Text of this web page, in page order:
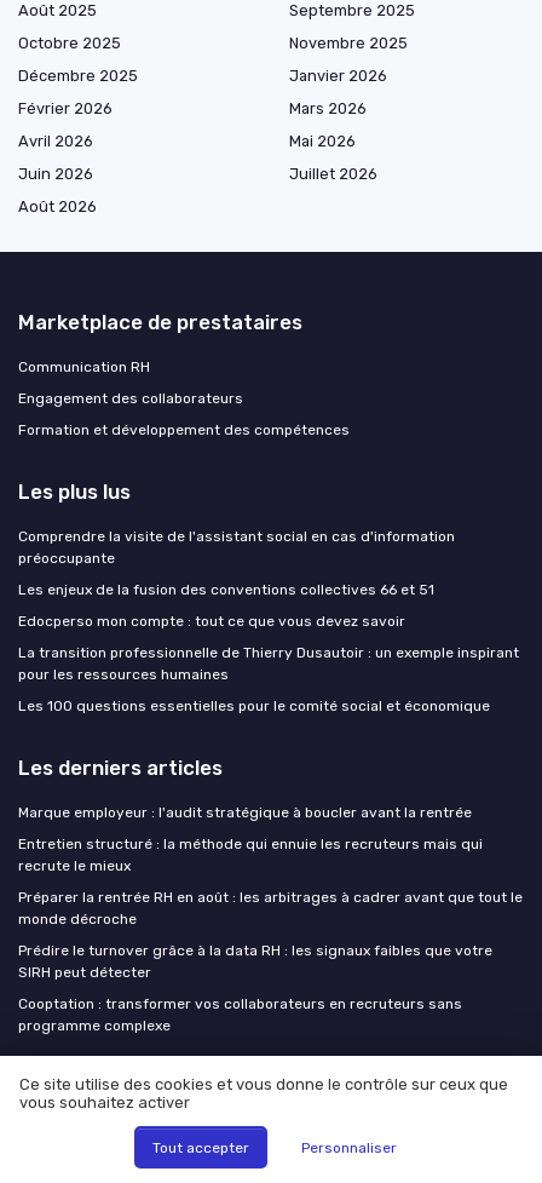
Août 2025
Septembre 2025
Octobre 2025
Novembre 2025
Décembre 2025
Janvier 2026
Février 2026
Mars 2026
Avril 2026
Mai 2026
Juin 2026
Juillet 2026
Août 2026
Marketplace de prestataires
Communication RH
Engagement des collaborateurs
Formation et développement des compétences
Les plus lus
Comprendre la visite de l'assistant social en cas d'information
préoccupante
Les enjeux de la fusion des conventions collectives 66 et 51
Edocperso mon compte : tout ce que vous devez savoir
La transition professionnelle de Thierry Dusautoir : un exemple inspirant
pour les ressources humaines
Les 100 questions essentielles pour le comité social et économique
Les derniers articles
Marque employeur : l'audit stratégique à boucler avant la rentrée
Entretien structuré : la méthode qui ennuie les recruteurs mais qui
recrute le mieux
Préparer la rentrée RH en août : les arbitrages à cadrer avant que tout le
monde décroche
Prédire le turnover grâce à la data RH : les signaux faibles que votre
SIRH peut détecter
Cooptation : transformer vos collaborateurs en recruteurs sans
programme complexe
CPO at WORK !
Ce site utilise des cookies et vous donne le contrôle sur ceux que
vous souhaitez activer
Tout accepter Personnaliser